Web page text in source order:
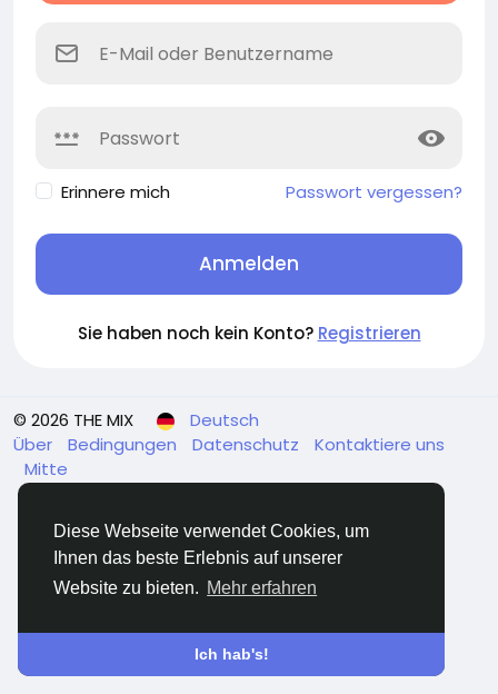
Diese Webseite verwendet Cookies, um
Ihnen das beste Erlebnis auf unserer
Website zu bieten. Mehr erfahren
Ich hab's!
Erinnere mich Passwort vergessen?
Anmelden
Sie haben noch kein Konto? Registrieren
© 2026 THE MIX
Deutsch
Über
Bedingungen Datenschutz
Kontaktiere uns
Mitte